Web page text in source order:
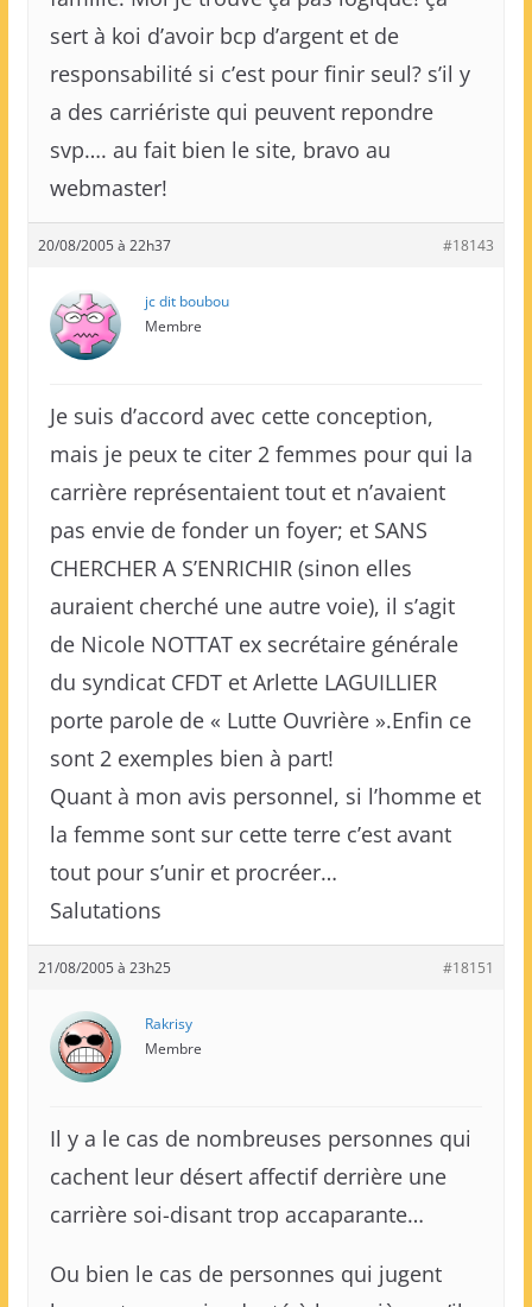
sert à koi d’avoir bcp d’argent et de
responsabilité si c’est pour finir seul? s’il y
a des carriériste qui peuvent repondre
svp…. au fait bien le site, bravo au
webmaster!
20/08/2005 à 22h37 #18143
jc dit boubou
Membre
Je suis d’accord avec cette conception,
mais je peux te citer 2 femmes pour qui la
carrière représentaient tout et n’avaient
pas envie de fonder un foyer; et SANS
CHERCHER A S’ENRICHIR (sinon elles
auraient cherché une autre voie), il s’agit
de Nicole NOTTAT ex secrétaire générale
du syndicat CFDT et Arlette LAGUILLIER
porte parole de « Lutte Ouvrière ».Enfin ce
sont 2 exemples bien à part!
Quant à mon avis personnel, si l’homme et
la femme sont sur cette terre c’est avant
tout pour s’unir et procréer…
Salutations
21/08/2005 à 23h25 #18151
Rakrisy
Membre
Il y a le cas de nombreuses personnes qui
cachent leur désert affectif derrière une
carrière soi-disant trop accaparante…
Ou bien le cas de personnes qui jugent